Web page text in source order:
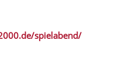
spielabend/